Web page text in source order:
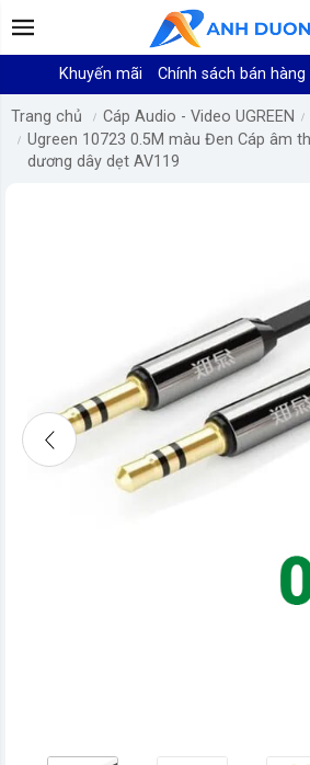
Khuyến mãi Chính sách bán hàng
Trang chủ Cáp Audio - Video UGREEN
Ugreen 10723 0.5M màu Đen Cáp âm thanh 2 đầu 3.5mm
dương dây dẹt AV119